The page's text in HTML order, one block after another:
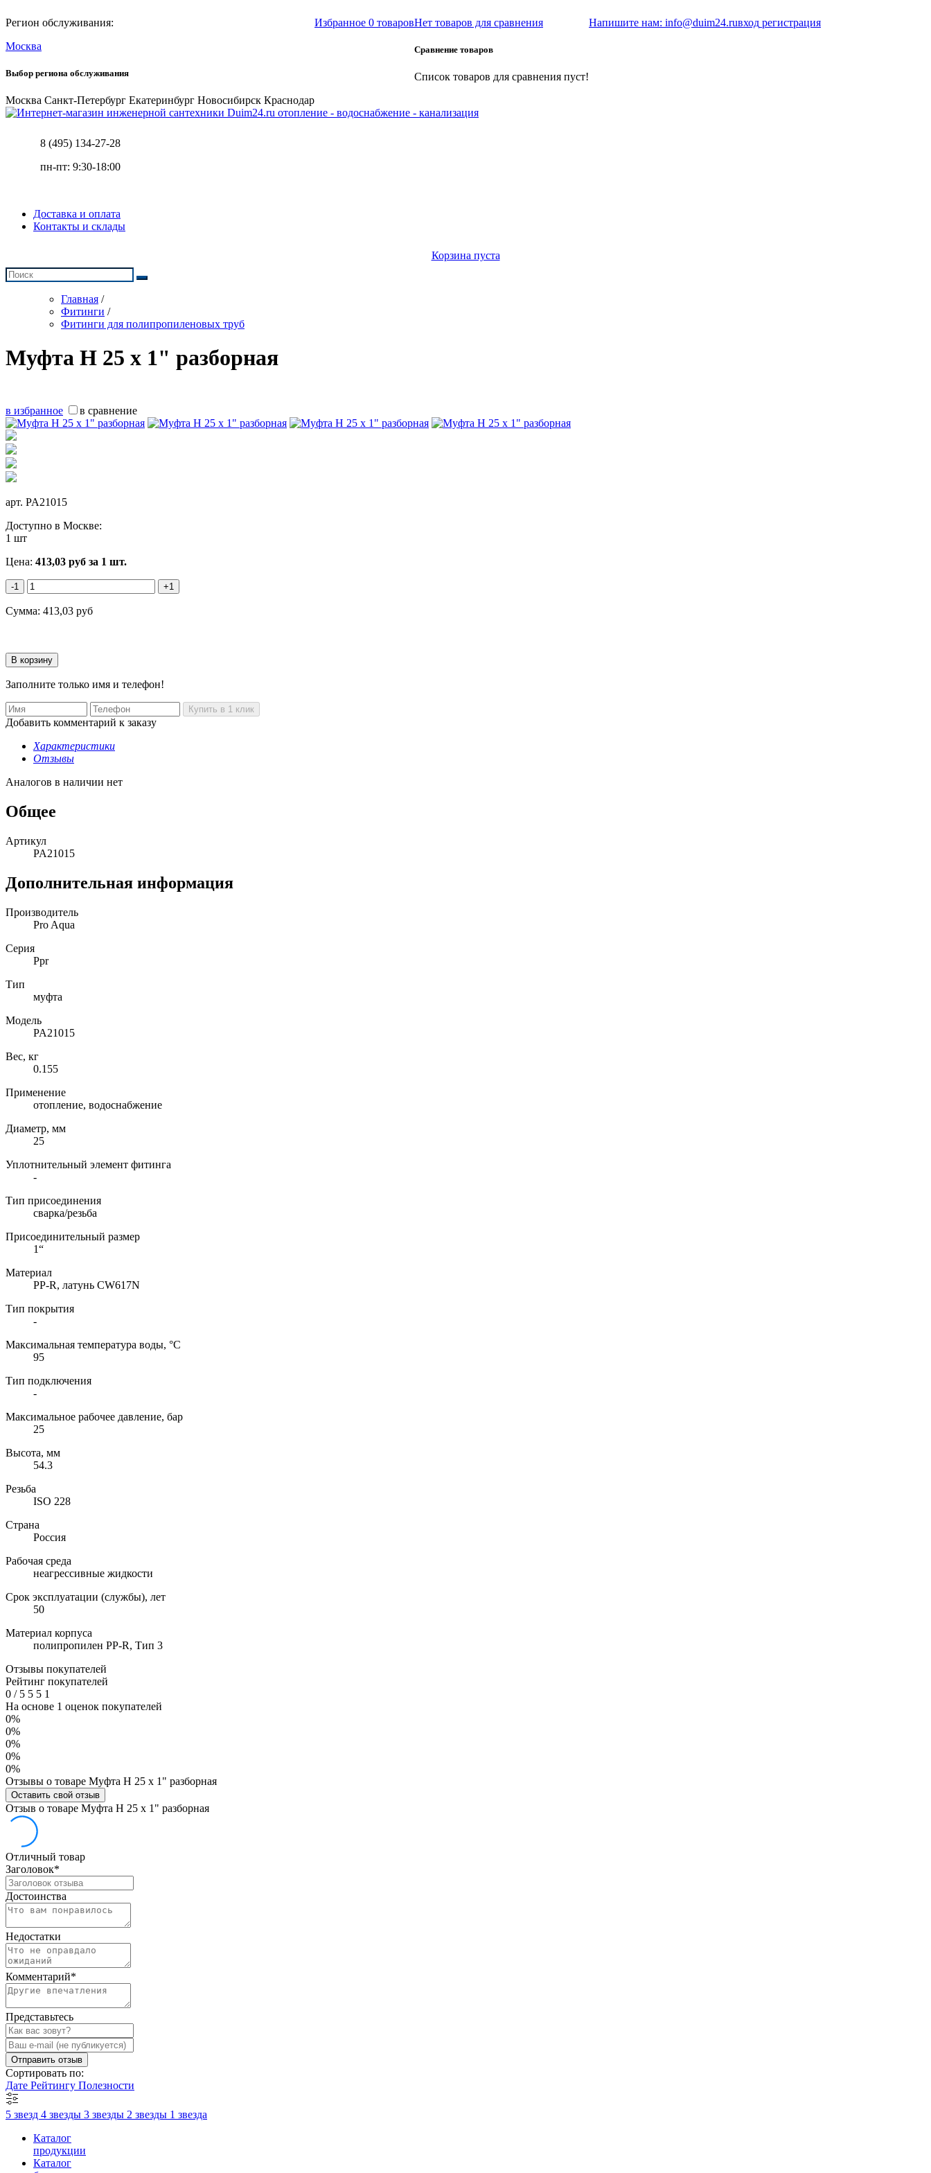
Регион обслуживания:
Москва
Выбор региона обслуживания
Москва Санкт-Петербург Екатеринбург Новосибирск Краснодар
Избранное 0 товаровНет товаров для сравнения
Сравнение товаров
Список товаров для сравнения пуст!
Напишите нам: info@duim24.ruвход регистрация
отопление - водоснабжение - канализация
8 (495) 134-27-28
пн-пт: 9:30-18:00
Доставка и оплата
Контакты и склады
Корзина пуста
Главная /
Фитинги /
Фитинги для полипропиленовых труб
Муфта Н 25 х 1" разборная
в избранное в сравнение
арт. PA21015
Доступно в Москве:
1 шт
Цена: 413,03 руб за 1 шт.
-1 +1
Сумма: 413,03 руб
Заполните только имя и телефон!
Добавить комментарий к заказу
Характеристики
Отзывы
Аналогов в наличии нет
Общее
Артикул
PA21015
Дополнительная информация
Производитель
Pro Aqua
Серия
Ppr
Тип
муфта
Модель
PA21015
Вес, кг
0.155
Применение
отопление, водоснабжение
Диаметр, мм
25
Уплотнительный элемент фитинга
-
Тип присоединения
сварка/резьба
Присоединительный размер
1“
Материал
PP-R, латунь CW617N
Тип покрытия
-
Максимальная температура воды, °C
95
Тип подключения
-
Максимальное рабочее давление, бар
25
Высота, мм
54.3
Резьба
ISO 228
Страна
Россия
Рабочая среда
неагрессивные жидкости
Срок эксплуатации (службы), лет
50
Материал корпуса
полипропилен PP-R, Тип 3
Отзывы покупателей
Рейтинг покупателей
0 /5 5 5 1
На основе 1 оценок покупателей
0%
0%
0%
0%
0%
Отзывы о товаре Муфта Н 25 х 1" разборная
Оставить свой отзыв
Отзыв о товаре Муфта Н 25 х 1" разборная
Отличный товар
Заголовок*
Достоинства
Недостатки
Комментарий*
Представьтесь
Отправить отзыв
Сортировать по:
Дате Рейтингу Полезности
5 звезд 4 звезды 3 звезды 2 звезды 1 звезда
Каталог
продукции
Каталог